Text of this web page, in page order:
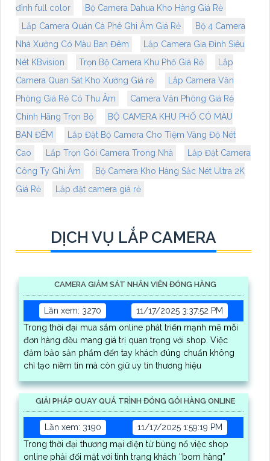
đình full color
Bộ Camera Dahua Kho Hàng Giá Rẻ
Lắp Camera Quán Cà Phê Ghi Âm Giá Rẻ
Bộ 4 Camera
Nhà Xưởng Có Màu Ban Đêm
Lắp Camera Gia Đình Siêu
Nét KBvision
Trọn Bộ Camera Khu Phố Giá Rẻ
Lắp
Camera Quan Sát Kho Xưởng Giá rẻ
Lắp Camera Văn
Phòng Giá Rẻ Có Thu Âm
Camera Văn Phòng Giá Rẻ
Chính Hãng Trọn Bộ
BỘ CAMERA KHU PHỐ CÓ MÀU
BAN ĐÊM
Lắp Đặt Bộ Camera Cho Tiệm Vàng Độ Nét
Cao
Lắp Trọn Gói Camera Trong Nhà
Lắp Đặt Camera
Công Ty Ghi Âm
Bộ Camera Kho Hàng Sắc Nét Ultra 2K
Giá Rẻ
Lắp đặt camera giá rẻ
DỊCH VỤ LẮP CAMERA
CAMERA GIÁM SÁT NHÂN VIÊN ĐÓNG HÀNG
Lần xem: 3270
11/17/2025 3:37:52 PM
Trong thời đại mua sắm online phát triển mạnh mẽ mỗi
đơn hàng đều mang giá trị quan trọng với shop. Việc
đảm bảo sản phẩm đến tay khách đúng chuẩn không
chỉ tạo niềm tin mà còn giữ uy tín thương hiệu
GIẢI PHÁP QUAY QUÁ TRÌNH ĐÓNG GÓI HÀNG ONLINE
Lần xem: 3190
11/17/2025 1:59:19 PM
Trong thời đại thương mại điện tử bùng nổ việc shop
online phải đối mặt với tình trạng khách “bom hàng”